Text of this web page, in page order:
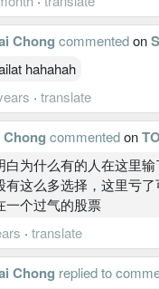
Chong commentedon
hahahah
· translate
Chong commentedon
白为什么有的人在这里
有这么多选择，这里亏
一个过气的股票
· translate
Chong replied to